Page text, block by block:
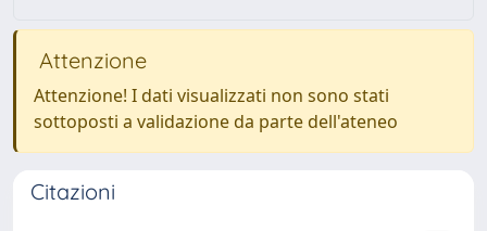
Attenzione
Attenzione! I dati visualizzati non sono stati
sottoposti a validazione da parte dell'ateneo
Citazioni